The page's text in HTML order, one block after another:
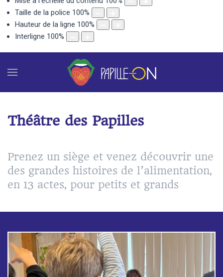
Taille de la police 100%
Hauteur de la ligne 100%
Interligne 100%
Théâtre des Papilles
Prenez un siège et venez découvrir une
des grandes histoires de l’alimentation,
en 13 actes, pour petits et grands